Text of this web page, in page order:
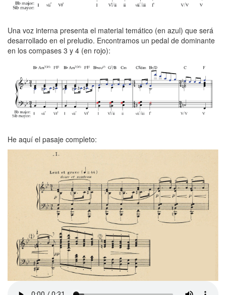
Una voz interna presenta el material temático (en azul) que será
desarrollado en el preludio. Encontramos un pedal de dominante
en los compases 3 y 4 (en rojo):
He aquí el pasaje completo: